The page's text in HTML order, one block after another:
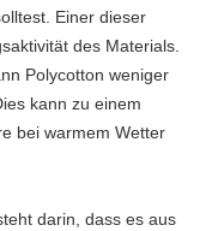
Einer dieser
des Materials.
Polycotton weniger
kann zu einem
bei warmem Wetter
darin, dass es aus